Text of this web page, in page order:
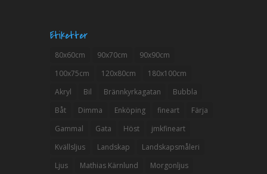
Etiketter
80x60cm 90x70cm
90x90cm
100x75cm
120x80cm
180x100cm
Akryl
Bil Brännkyrkagatan
Bubbla
Båt
Dimma Enköping fineart
Färja
Gammal
Gata Höst
jmkfineart
Kvällsljus
Landskap
Landskapsmåleri
Ljus
Mathias Kärnlund
Morgonljus